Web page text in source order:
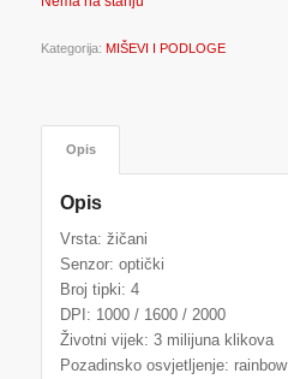
Kategorija: MIŠEVI I PODLOGE
Opis
Opis
Vrsta: žičani
Senzor: optički
Broj tipki: 4
DPI: 1000 / 1600 / 2000
Životni vijek: 3 milijuna klikova
Pozadinsko osvjetljenje: rainbow